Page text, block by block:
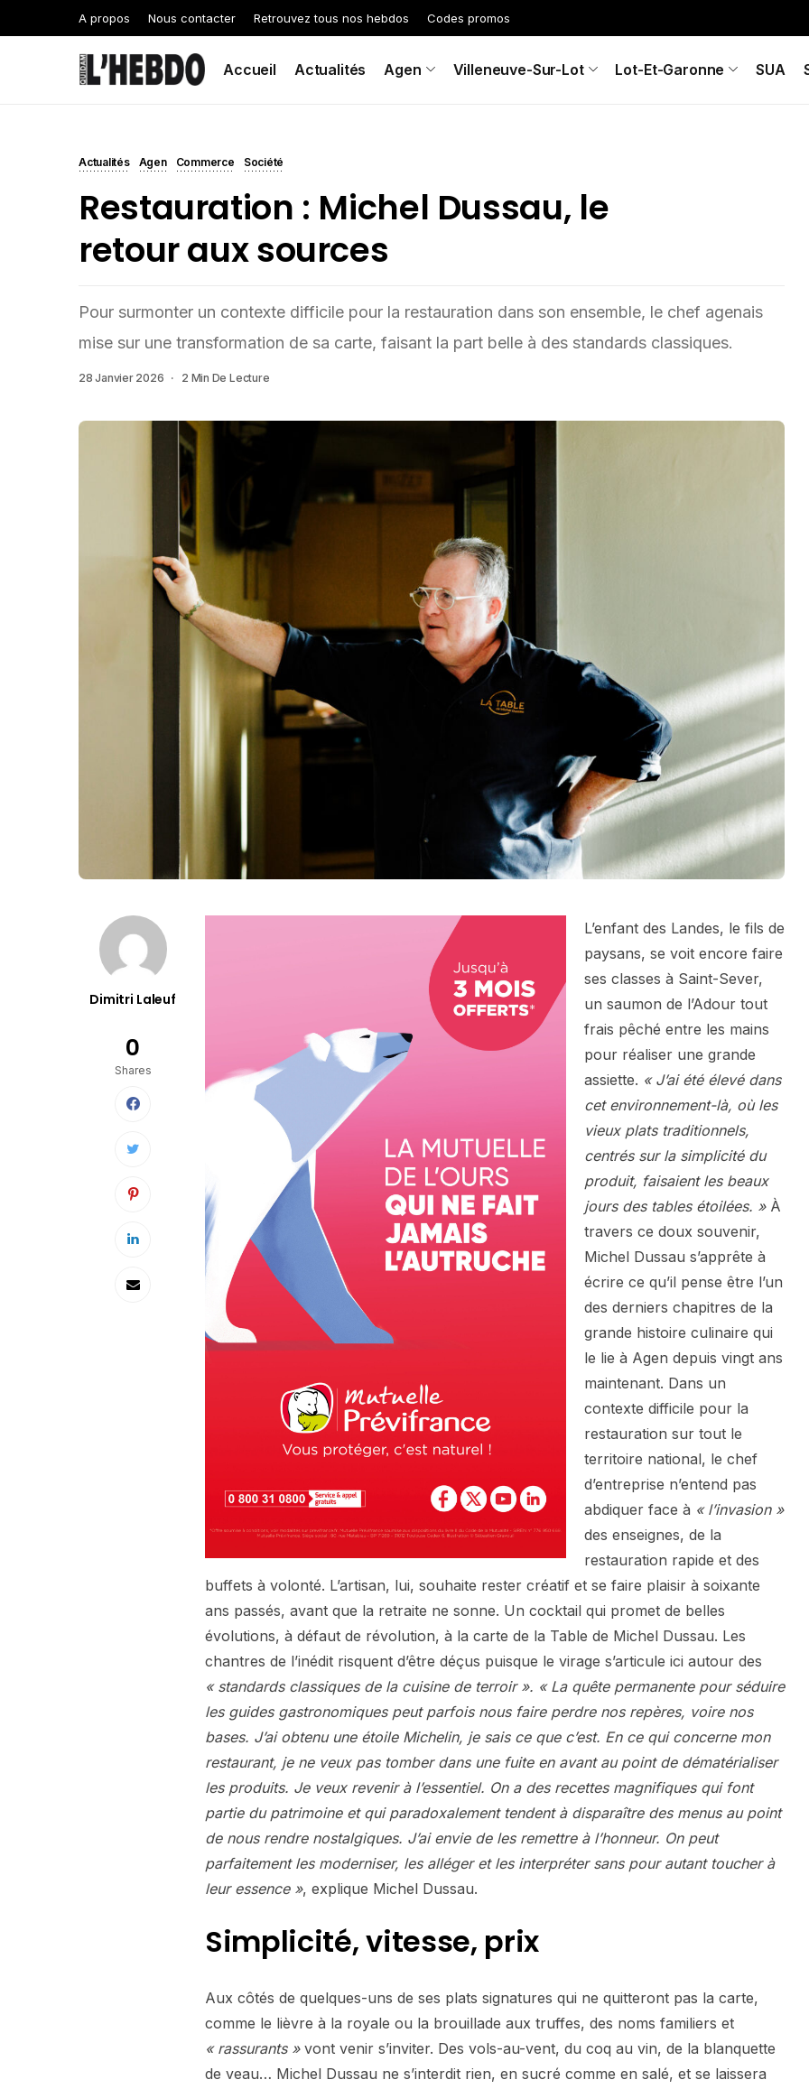
A propos Nous contacter Retrouvez tous nos hebdos Codes promos
Accueil Actualités Agen Villeneuve-Sur-Lot Lot-Et-Garonne SUA
Actualités Agen Commerce Société
Restauration : Michel Dussau, le
retour aux sources
Pour surmonter un contexte difficile pour la restauration dans son ensemble, le chef agenais
mise sur une transformation de sa carte, faisant la part belle à des standards classiques.
28 Janvier 2026 2 Min De Lecture
Dimitri Laleuf
0
Shares
L’enfant des Landes, le fils de
paysans, se voit encore faire
ses classes à Saint-Sever,
un saumon de l’Adour tout
frais pêché entre les mains
pour réaliser une grande
assiette. « J’ai été élevé dans
cet environnement-là, où les
vieux plats traditionnels,
centrés sur la simplicité du
produit, faisaient les beaux
jours des tables étoilées. »À
travers ce doux souvenir,
Michel Dussau s’apprête à
écrire ce qu’il pense être l’un
des derniers chapitres de la
grande histoire culinaire qui
le lie à Agen depuis vingt ans
maintenant. Dans un
contexte difficile pour la
restauration sur tout le
territoire national, le chef
d’entreprise n’entend pas
abdiquer face à « l’invasion »
des enseignes, de la
restauration rapide et des
buffets à volonté. L’artisan, lui, souhaite rester créatif et se faire plaisir à soixante
ans passés, avant que la retraite ne sonne. Un cocktail qui promet de belles
évolutions, à défaut de révolution, à la carte de la Table de Michel Dussau. Les
chantres de l’inédit risquent d’être déçus puisque le virage s’articule ici autour des
« standards classiques de la cuisine de terroir ». « La quête permanente pour séduire
les guides gastronomiques peut parfois nous faire perdre nos repères, voire nos
bases. J’ai obtenu une étoile Michelin, je sais ce que c’est. En ce qui concerne mon
restaurant, je ne veux pas tomber dans une fuite en avant au point de dématérialiser
les produits. Je veux revenir à l’essentiel. On a des recettes magnifiques qui font
partie du patrimoine et qui paradoxalement tendent à disparaître des menus au point
de nous rendre nostalgiques. J’ai envie de les remettre à l’honneur. On peut
parfaitement les moderniser, les alléger et les interpréter sans pour autant toucher à
leur essence », explique Michel Dussau.
Simplicité, vitesse, prix
Aux côtés de quelques-uns de ses plats signatures qui ne quitteront pas la carte,
comme le lièvre à la royale ou la brouillade aux truffes, des noms familiers et
« rassurants » vont venir s’inviter. Des vols-au-vent, du coq au vin, de la blanquette
de veau… Michel Dussau ne s’interdit rien, en sucré comme en salé, et se laissera